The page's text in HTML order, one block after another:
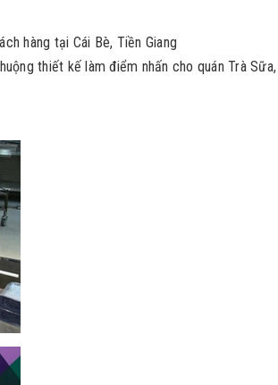
hàng tại Cái Bè, Tiền Giang
thiết kế làm điểm nhấn cho quán Trà